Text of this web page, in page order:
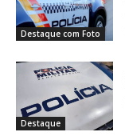
Destaque com Foto
Destaque